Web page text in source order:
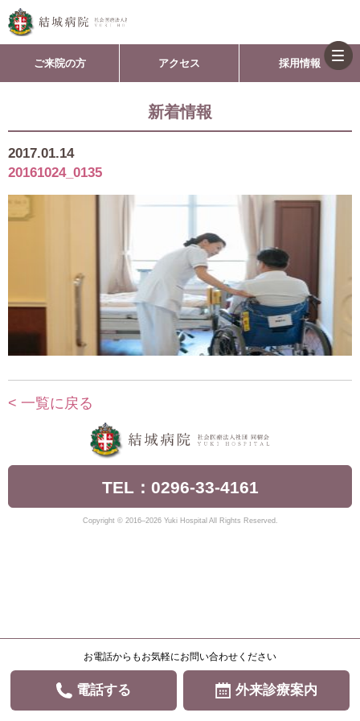
ご来院の方 アクセス 採用情報
新着情報
2017.01.14
20161024_0135
< 一覧に戻る
TEL：0296-33-4161
Copyright © 2016–2026 Yuki Hospital All Rights Reserved.
お電話からもお気軽にお問い合わせください
電話する 外来診療案内